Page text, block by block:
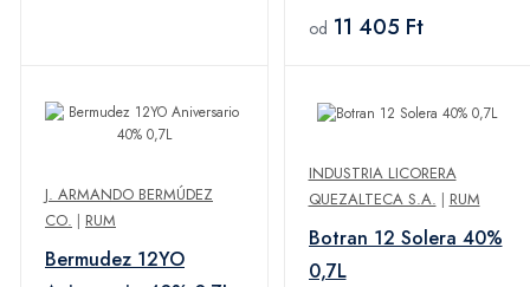
od 11 405 Ft
J. ARMANDO BERMÚDEZ
CO. | RUM
Bermudez 12YO
INDUSTRIA LICORERA
QUEZALTECA S.A. | RUM
Botran 12 Solera 40%
0,7L